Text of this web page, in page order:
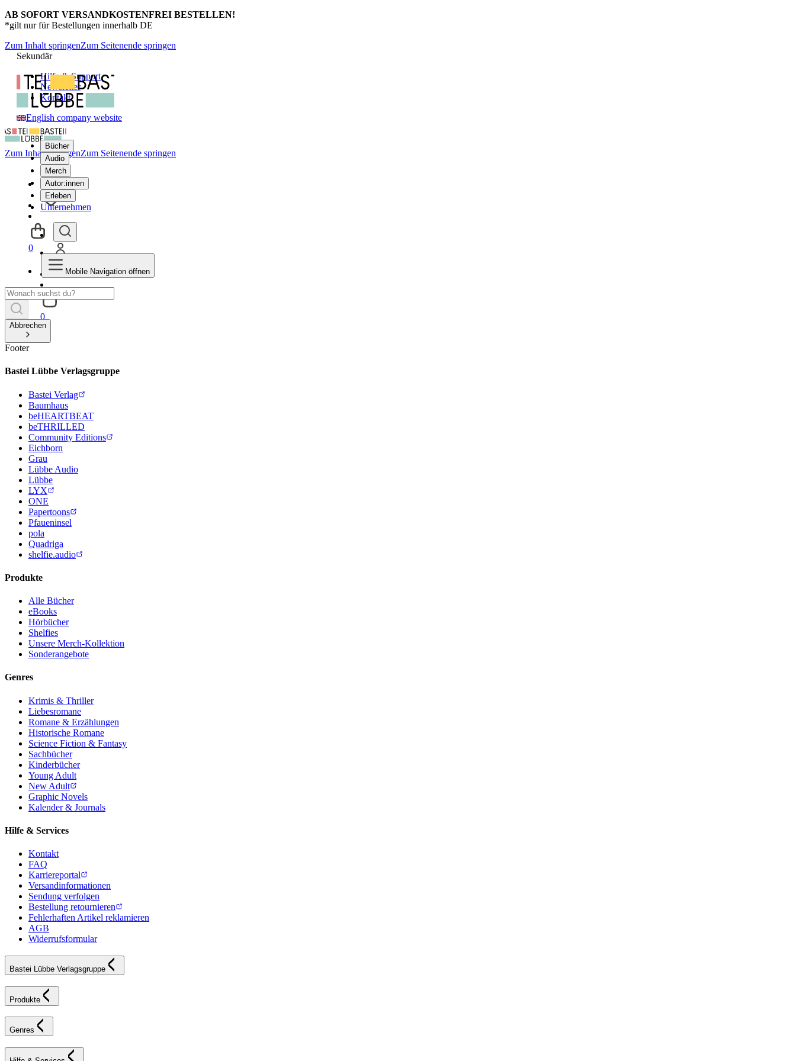
AB SOFORT VERSANDKOSTENFREI BESTELLEN!
*gilt nur für Bestellungen innerhalb DE
Zum Inhalt springenZum Seitenende springen
Sekundär
Hilfe & Support
Newsletter
Kontakt
English company website
Bücher
Audio
Merch
Autor:innen
Erleben
Unternehmen
0
Zum Inhalt springenZum Seitenende springen
0
Mobile Navigation öffnen
Abbrechen
Footer
Bastei Lübbe Verlagsgruppe
Bastei Verlag
Baumhaus
beHEARTBEAT
beTHRILLED
Community Editions
Eichborn
Grau
Lübbe Audio
Lübbe
LYX
ONE
Papertoons
Pfaueninsel
pola
Quadriga
shelfie.audio
Produkte
Alle Bücher
eBooks
Hörbücher
Shelfies
Unsere Merch-Kollektion
Sonderangebote
Genres
Krimis & Thriller
Liebesromane
Romane & Erzählungen
Historische Romane
Science Fiction & Fantasy
Sachbücher
Kinderbücher
Young Adult
New Adult
Graphic Novels
Kalender & Journals
Hilfe & Services
Kontakt
FAQ
Karriereportal
Versandinformationen
Sendung verfolgen
Bestellung retournieren
Fehlerhaften Artikel reklamieren
AGB
Widerrufsformular
Bastei Lübbe Verlagsgruppe
Produkte
Genres